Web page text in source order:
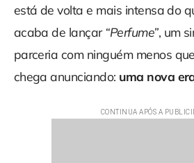
está de volta e mais intensa do
acaba de lançar“Perfume”, um
parceria com ninguém menos que
chega anunciando: uma nova